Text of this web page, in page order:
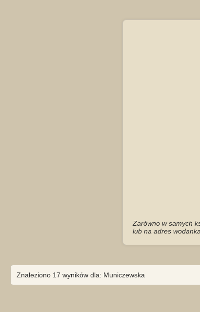
Zarówno w samych
lub na adres
Znaleziono 17 wyników dla: Municzewska